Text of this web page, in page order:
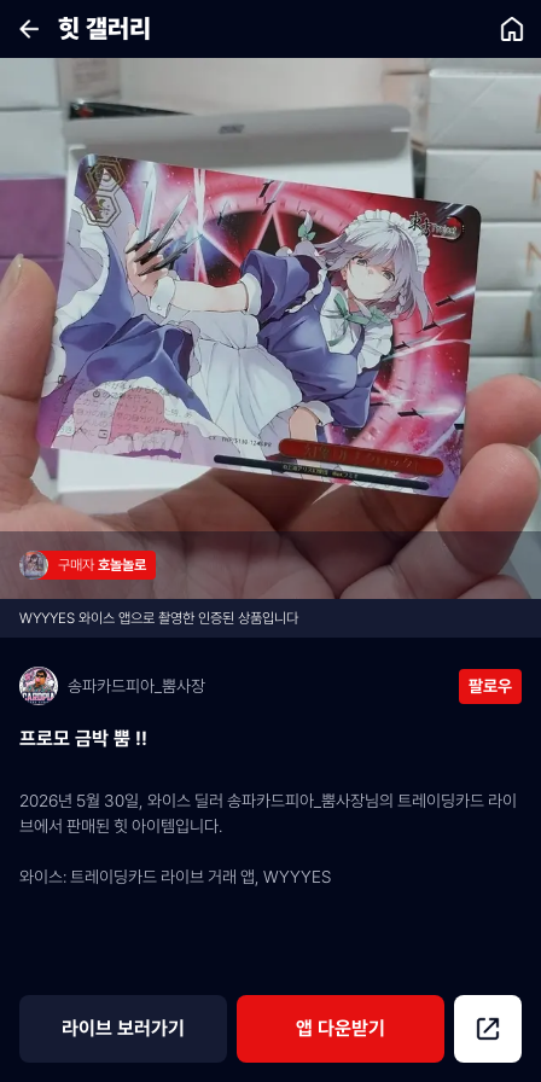
힛 갤러리
구매자 호놀놀로
WYYYES 와이스 앱으로 촬영한 인증된 상품입니다
송파카드피아_뿜사장 팔로우
프로모 금박 뿜 !!
2026년 5월 30일, 와이스 딜러 송파카드피아_뿜사장님의 트레이딩카드 라이
브에서 판매된 힛 아이템입니다.
와이스: 트레이딩카드 라이브 거래 앱, WYYYES
라이브 보러가기 앱 다운받기